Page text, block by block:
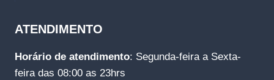
ATENDIMENTO
Horário de atendimento: Segunda-feira a Sexta-
feira das 08:00 as 23hrs